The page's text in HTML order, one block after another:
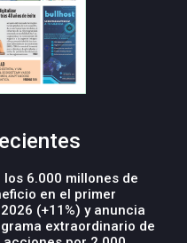
los 6.000 millones de
en el primer
(+11%) y anuncia
extraordinario de